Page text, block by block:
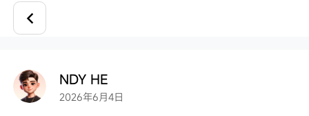
NDY HE
2026年6月4日